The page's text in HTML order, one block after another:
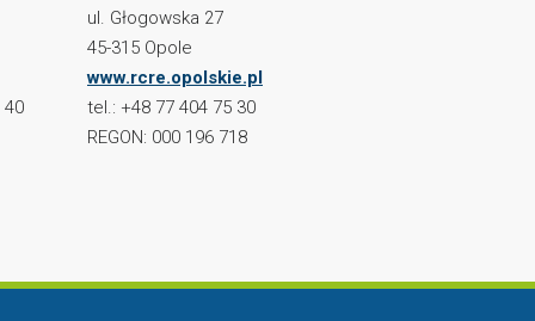
40
ul. Głogowska 27
45-315 Opole
www.rcre.opolskie.pl
tel.: +48 77 404 75 30
REGON: 000 196 718